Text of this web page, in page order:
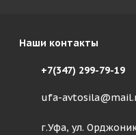
Наши контакты
+7(347) 299-79-19
ufa-
г.Уфа, ул.